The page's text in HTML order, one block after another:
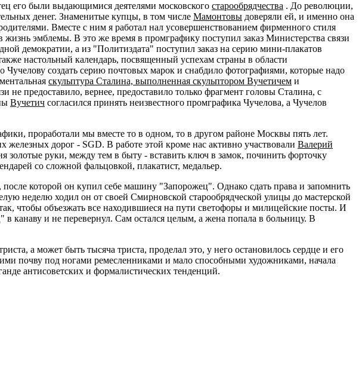
его были выдающимися деятелями московского старообрядчества . До революции,
денег. Знаменитые купцы, в том числе Мамонтовы доверяли ей, и именно она
Вместе с ним я работал нал усовершенствованием фирменного стиля
эмблемы. В это же время в промграфику поступил заказ Министерства связи
демократии, а из "Политиздата" поступил заказ на серию мини-плакатов
настольный календарь, посвященный успехам страны в области
создать серию почтовых марок и снабдило фотографиями, которые надо
скульптура Сталина, выполненная скульптором Вучетичем и
предоставило, вернее, предоставило только фрагмент головы Сталина, с
Вучетич согласился принять неизвестного промграфика Чучелова, а Чучелов
проработали мы вместе то в одном, то в другом районе Москвы пять лет.
дорог - SGD. В работе этой кроме нас активно участвовали Валерий
золотые руки, между тем в быту - вставить ключ в замок, починить форточку
со сложной фальцовкой, плакатист, медальер.
, после которой он купил себе машину "Запорожец". Однако сдать права и запомнить
неделю ходил он от своей Смирновской старообрядческой улицы до мастерской
чтобы объезжать все находившиеся на пути светофоры и милицейские посты. И
канаву и не перевернул. Сам остался целым, а жена попала в больницу. В
а может быть тысяча триста, проделал это, у него остановилось сердце и его
почву под ногами ремесленниками и мало способными художниками, начала
антисоветских и формалистических тенденций.